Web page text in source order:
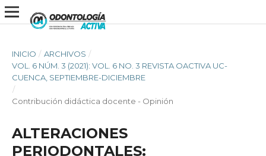
INICIO / ARCHIVOS /
VOL. 6 NÚM. 3 (2021): VOL. 6 NO. 3 REVISTA OACTIVA UC-
CUENCA, SEPTIEMBRE-DICIEMBRE
/
Contribución didáctica docente - Opinión
ALTERACIONES
PERIODONTALES: